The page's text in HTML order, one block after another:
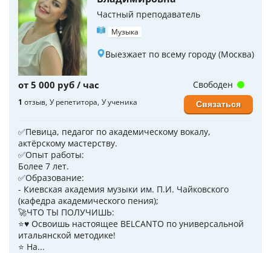
Частный преподаватель
Музыка
Выезжает по всему городу (Москва)
от 5 000 руб / час
1 отзыв У репетитора У ученика
✅Певица, педагог по академическому вокалу,
актёрскому мастерству.
✅Опыт работы:
Более 7 лет.
✅Образование:
- Киевская академия музыки им. П.И. Чайковского
(кафедра академического пения);
🚀ЧТО ТЫ ПОЛУЧИШЬ:
⭐♥️ Освоишь настоящее BELCANTO по универсальной
итальянской методике!
⭐ На...
Свободен
Связаться